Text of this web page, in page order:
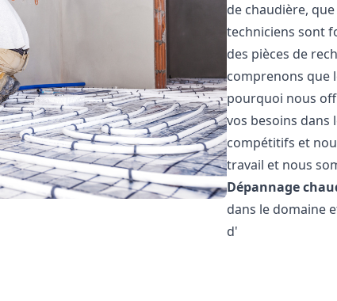
de chaudière,
techniciens sont
des pièces de
comprenons que
pourquoi nous
vos besoins dans
compétitifs et
travail et nous
Dépannage
dans le domaine
d'